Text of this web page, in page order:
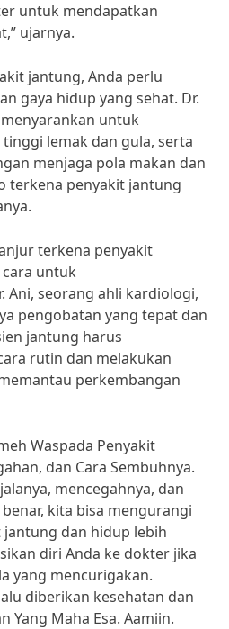
untuk mendapatkan
ujarnya.
jantung, Anda perlu
gaya hidup yang sehat. Dr.
untuk
lemak dan gula, serta
menjaga pola makan dan
terkena penyakit jantung
terkena penyakit
untuk
Ani, seorang ahli kardiologi,
pengobatan yang tepat dan
jantung harus
rutin dan melakukan
perkembangan
Waspada Penyakit
dan Cara Sembuhnya.
mencegahnya, dan
kita bisa mengurangi
dan hidup lebih
diri Anda ke dokter jika
yang mencurigakan.
diberikan kesehatan dan
Yang Maha Esa. Aamiin.